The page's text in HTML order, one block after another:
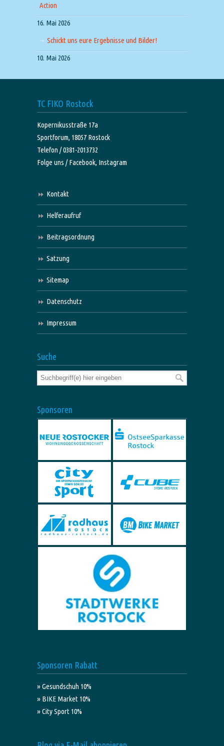
Action
16. Mai 2026
Schickt uns eure Ergebnisse und Bilder!
10. Mai 2026
TC FIKO Rostock
Kopernikusstraße 17a
Sportforum, 18057 Rostock
Telefon / 0381-2013732
Folge uns /Facebook, Instagram
Kontakt
Helferaufruf
Beitragsordnung
Satzung
Sitemap
Datenschutz
Impressum
Suche
Sponsoren
Sponsoren Rabatt
» Gesundschuh 10%
» BIKE Market 10%
» City Sport 10%